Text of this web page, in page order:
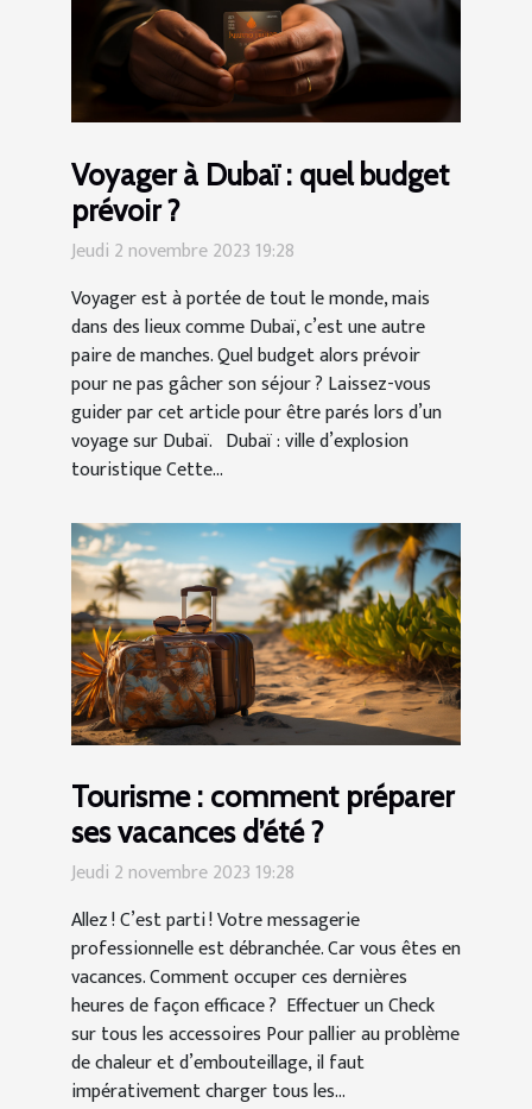
Voyager à Dubaï : quel budget
prévoir ?
Jeudi 2 novembre 2023 19:28
Voyager est à portée de tout le monde, mais
dans des lieux comme Dubaï, c’est une autre
paire de manches. Quel budget alors prévoir
pour ne pas gâcher son séjour ? Laissez-vous
guider par cet article pour être parés lors d’un
voyage sur Dubaï. Dubaï : ville d’explosion
touristique Cette...
Tourisme : comment préparer
ses vacances d’été ?
Jeudi 2 novembre 2023 19:28
Allez ! C’est parti ! Votre messagerie
professionnelle est débranchée. Car vous êtes en
vacances. Comment occuper ces dernières
heures de façon efficace ? Effectuer un Check
sur tous les accessoires Pour pallier au problème
de chaleur et d’embouteillage, il faut
impérativement charger tous les...